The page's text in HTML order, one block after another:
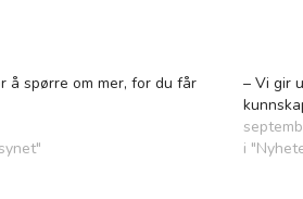
å spørre om mer, for du får
– Vi gir
i